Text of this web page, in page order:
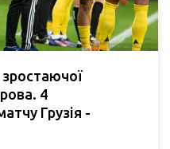
зростаючої
4
Грузія -